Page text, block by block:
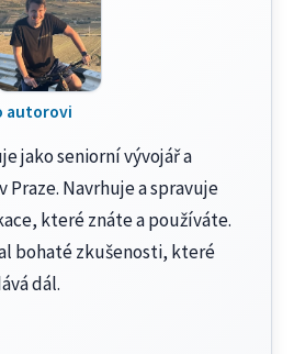
autorovi
jako seniorní vývojář a
Navrhuje a spravuje
které znáte a používáte.
bohaté zkušenosti, které
dál.